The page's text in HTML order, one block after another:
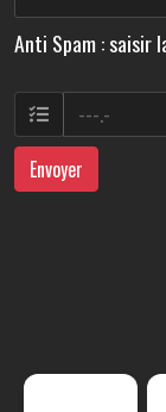
Anti Spam : saisir
Envoyer